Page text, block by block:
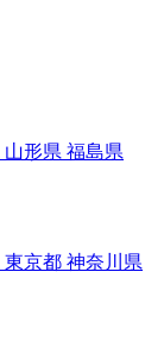
山形県 福島県
東京都 神奈川県